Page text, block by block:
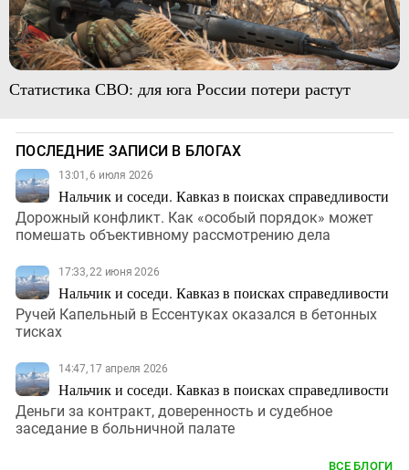
Статистика СВО: для юга России потери растут
ПОСЛЕДНИЕ ЗАПИСИ В БЛОГАХ
13:01, 6 июля 2026
Нальчик и соседи. Кавказ в поисках справедливости
Дорожный конфликт. Как «особый порядок» может
помешать объективному рассмотрению дела
17:33, 22 июня 2026
Нальчик и соседи. Кавказ в поисках справедливости
Ручей Капельный в Ессентуках оказался в бетонных
тисках
14:47, 17 апреля 2026
Нальчик и соседи. Кавказ в поисках справедливости
Деньги за контракт, доверенность и судебное
заседание в больничной палате
ВСЕ БЛОГИ